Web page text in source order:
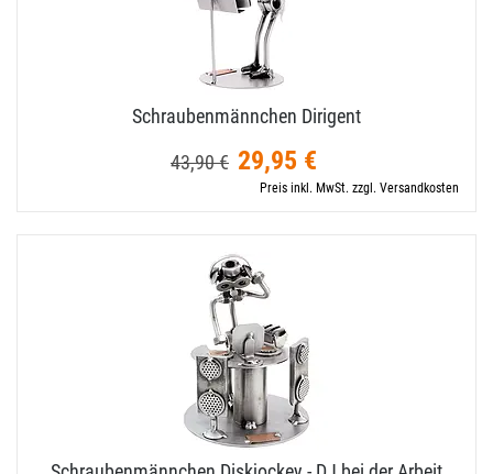
Schraubenmännchen Dirigent
43,90 € 29,95 €
Preis inkl. MwSt. zzgl. Versandkosten